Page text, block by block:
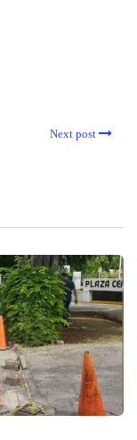
Next post